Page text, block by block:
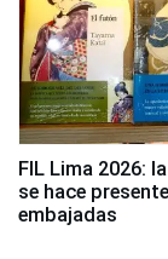
FIL Lima 2026:
se hace
embajadas